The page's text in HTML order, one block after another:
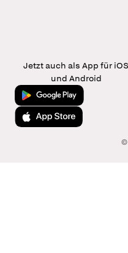
Jetzt auch als App für iOS
und Android
Jetzt bei Google Play
Laden im App Store
©